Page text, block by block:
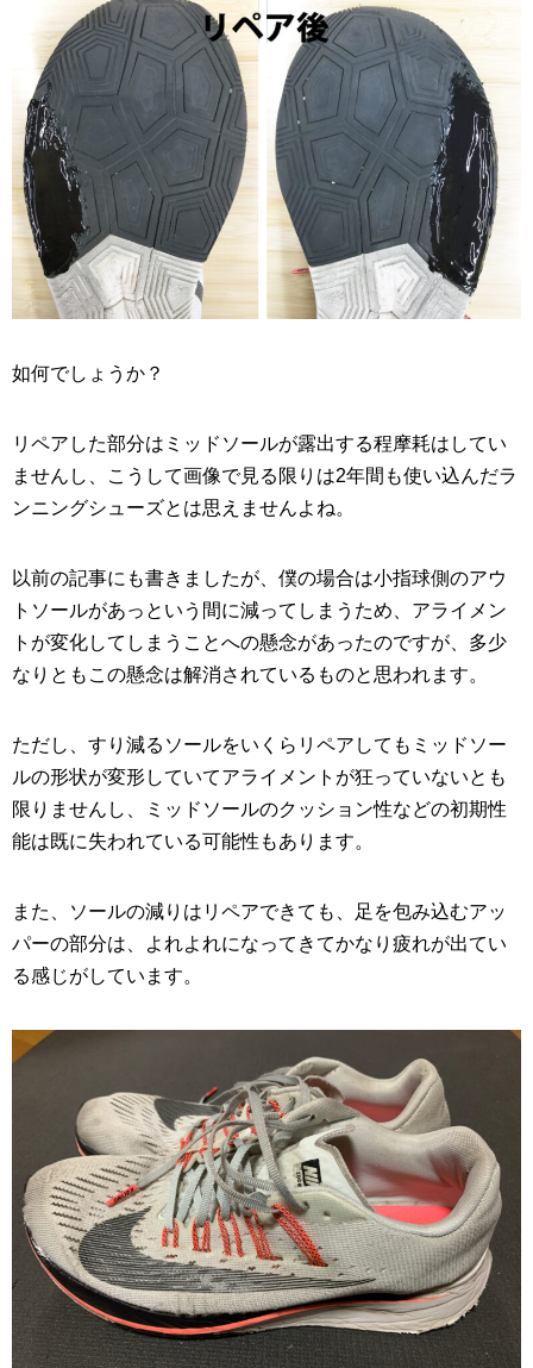
如何でしょうか？
リペアした部分はミッドソールが露出する程摩耗はしてい
ませんし、こうして画像で見る限りは2年間も使い込んだラ
ンニングシューズとは思えませんよね。
以前の記事にも書きましたが、僕の場合は小指球側のアウ
トソールがあっという間に減ってしまうため、アライメン
トが変化してしまうことへの懸念があったのですが、多少
なりともこの懸念は解消されているものと思われます。
ただし、すり減るソールをいくらリペアしてもミッドソー
ルの形状が変形していてアライメントが狂っていないとも
限りませんし、ミッドソールのクッション性などの初期性
能は既に失われている可能性もあります。
また、ソールの減りはリペアできても、足を包み込むアッ
パーの部分は、よれよれになってきてかなり疲れが出てい
る感じがしています。